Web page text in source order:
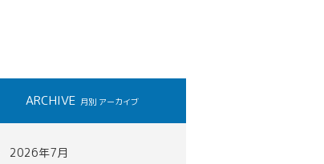
ARCHIVE 月別 アーカイブ
2026年7月